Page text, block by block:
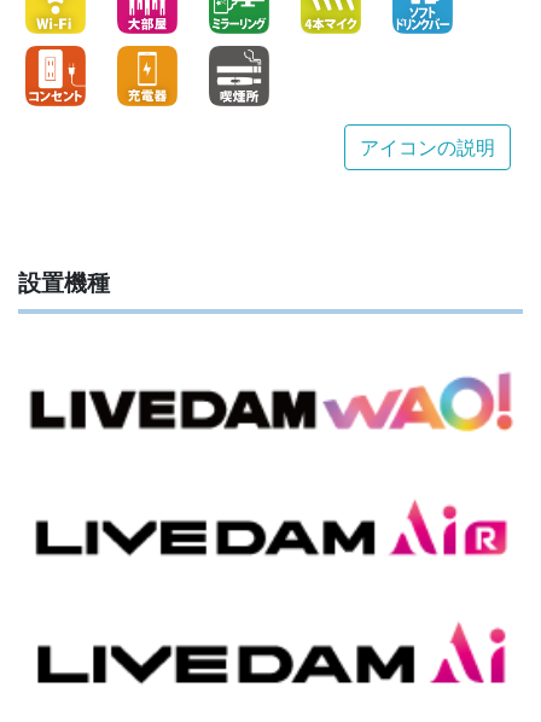
アイコンの説明
設置機種